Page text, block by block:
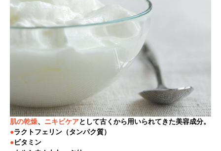
肌の乾燥、 ニキビケアとして古くから用いられてきた美容成分。
●ラクトフェリン（タンパク質）
●ビタミン